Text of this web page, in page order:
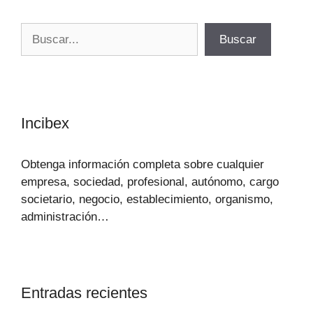
Buscar
Incibex
Obtenga información completa sobre cualquier
empresa, sociedad, profesional, autónomo, cargo
societario, negocio, establecimiento, organismo,
administración…
Entradas recientes